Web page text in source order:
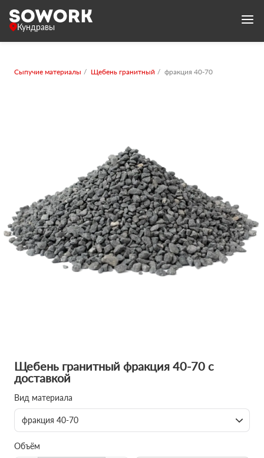
Кундравы
Сыпучие материалы Щебень гранитный фракция 40-70
Щебень гранитный фракция 40-70 с
доставкой
Вид материала
фракция 40-70
Объём